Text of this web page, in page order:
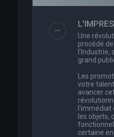
Une
procédé
grand
Les
votre
avancer
l'immédiat
les objets,
certaine